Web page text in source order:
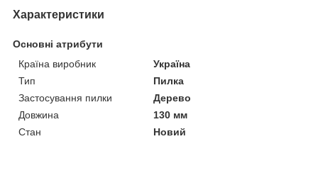
Характеристики
Основні атрибути
Країна виробник
Україна
Тип
Пилка
Застосування пилки
Дерево
Довжина
130 мм
Стан
Новий